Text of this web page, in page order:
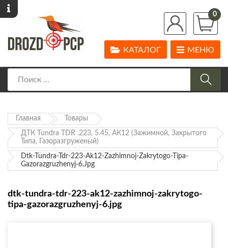
0
МЕНЮ
КАТАЛОГ
Главная Товары
ДТК Tundra TDR .223, 5.45, АК12 (зажимной, Закрытого
Типа, Газоразгруженый)
Dtk-Tundra-Tdr-223-Ak12-Zazhimnoj-Zakrytogo-Tipa-
Gazorazgruzhenyj-6.jpg
dtk-tundra-tdr-223-ak12-zazhimnoj-zakrytogo-
tipa-gazorazgruzhenyj-6.jpg